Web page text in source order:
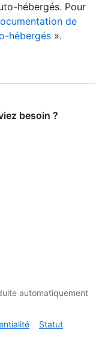
hébergés. Pour
de
hébergés ».
besoin ?
automatiquement
Statut